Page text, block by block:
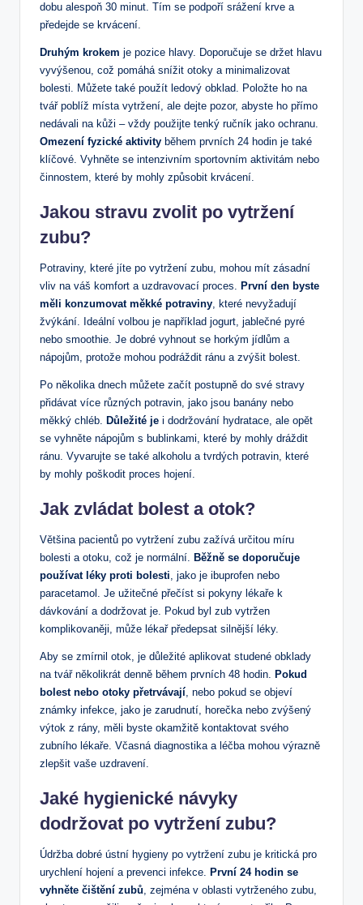
dobu alespoň⁣ 30 minut. Tím se podpoří ‌srážení krve a
předejde se krvácení.
Druhým krokem je pozice hlavy. Doporučuje​ se držet ⁢hlavu
vyvýšenou, což pomáhá snížit otoky ‌a minimalizovat‍
bolesti. Můžete ​také použít ledový obklad. Položte ho na
tvář poblíž místa vytržení, ale dejte pozor, abyste ho přímo
nedávali na kůži – vždy použijte ⁤tenký ručník jako ochranu.
Omezení fyzické aktivity během prvních 24 hodin je také
klíčové. Vyhněte se intenzivním sportovním aktivitám nebo​
činnostem, které by‌ mohly způsobit krvácení.
Jakou stravu ⁣zvolit po vytržení
zubu?
Potraviny, které jíte po ⁢vytržení zubu, mohou ⁢mít zásadní
vliv na váš komfort ⁢a uzdravovací proces. První den byste
měli konzumovat měkké ⁣potraviny, které nevyžadují
žvýkání. Ideální volbou je například jogurt, jablečné⁣ pyré
nebo smoothie.‌ Je dobré vyhnout⁢ se horkým jídlům a
nápojům, protože ⁣mohou podráždit ránu a zvýšit bolest.
Po⁣ několika dnech ‍můžete začít postupně do své stravy⁣
přidávat⁤ více⁣ různých potravin,⁣ jako jsou ‍banány nebo
měkký chléb. Důležité je i dodržování hydratace, ale opět
se vyhněte nápojům s bublinkami, které by mohly dráždit
‍ránu. Vyvarujte se​ také alkoholu a​ tvrdých potravin, které
by ​mohly poškodit⁢ proces hojení.
Jak zvládat bolest a otok?
Většina pacientů po vytržení zubu⁣ zažívá určitou míru
⁣bolesti ‍a otoku, což je normální. Běžně se doporučuje
používat léky proti bolesti, jako‌ je ibuprofen nebo
⁢paracetamol. Je užitečné přečíst si pokyny lékaře k
dávkování ‌a ​dodržovat je. Pokud byl​ zub vytržen‌
komplikovaněji, může ​lékař předepsat silnější ⁢léky.
Aby se zmírnil otok, je důležité aplikovat studené obklady
na tvář několikrát denně během prvních 48 hodin. Pokud
bolest nebo otoky ‍přetrvávají, nebo pokud se objeví
známky infekce, ⁣jako je ⁢zarudnutí, horečka nebo zvýšený
výtok z rány, měli byste‍ okamžitě ⁤kontaktovat svého‌
zubního⁤ lékaře. Včasná diagnostika a léčba mohou výrazně
zlepšit vaše uzdravení.
Jaké hygienické návyky
dodržovat po vytržení zubu?
Údržba dobré ústní hygieny po vytržení zubu je kritická pro⁢
urychlení hojení⁢ a prevenci infekce.⁢ První 24 hodin se
vyhněte čištění zubů, zejména v oblasti vytrženého zubu,